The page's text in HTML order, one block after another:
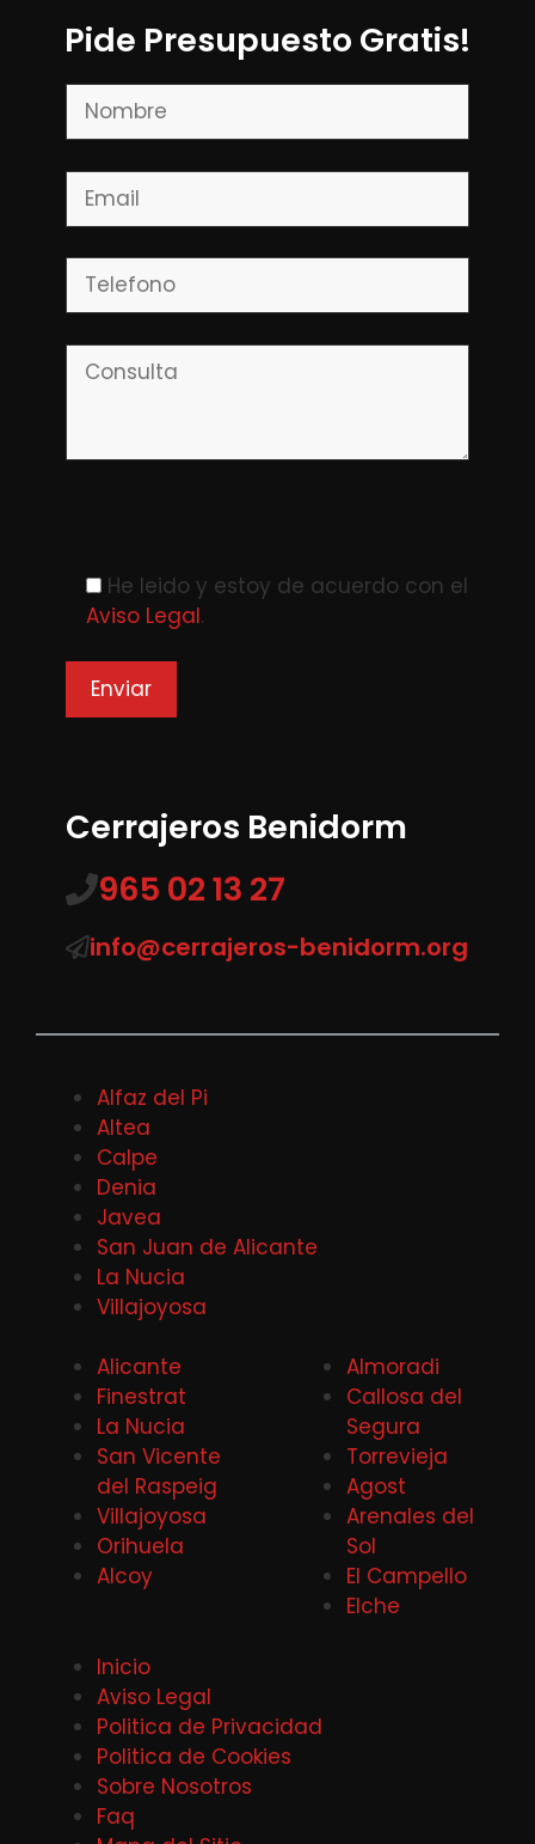
Pide Presupuesto Gratis!
He leido y estoy de acuerdo con el
Aviso Legal.
Cerrajeros Benidorm
965 02 13 27
info@cerrajeros-benidorm.org
Alfaz del Pi
Altea
Calpe
Denia
Javea
San Juan de Alicante
La Nucia
Villajoyosa
Alicante
Finestrat
La Nucia
San Vicente
del Raspeig
Villajoyosa
Orihuela
Alcoy
Almoradi
Callosa del
Segura
Torrevieja
Agost
Arenales del
Sol
El Campello
Elche
Inicio
Aviso Legal
Politica de Privacidad
Politica de Cookies
Sobre Nosotros
Faq